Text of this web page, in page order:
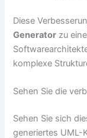
Diese
Generator zu
komplexe
Sehen Sie die
Sehen Sie sich
generiertes UML-